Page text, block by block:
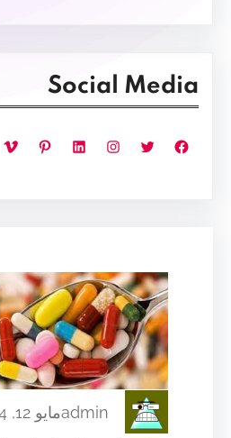
Social Media
فيسبوك تويتر إنستجرام لينكد إن بينتريست فيميو
adminمايو 12, 2024